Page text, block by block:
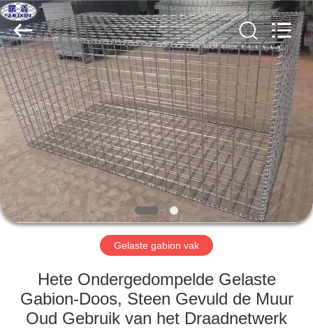
THUIS
PRODUCTEN
OVER
ONS
FABRIEKSTOCHT
KWALITEITSCONTROLE
NEEM
Wire
Mesh
Co.,
Ltd..
All
Rights
Reserved.
Gelaste gabion vak
Hete Ondergedompelde Gelaste
Gabion-Doos, Steen Gevuld de Muur
Oud Gebruik van het Draadnetwerk